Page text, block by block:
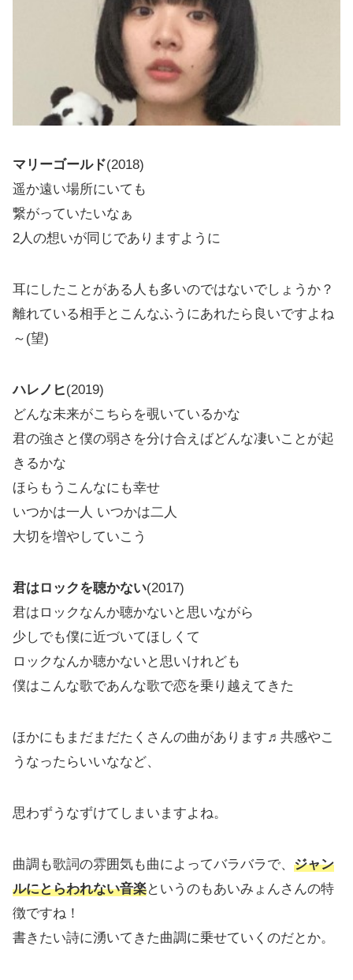
マリーゴールド(2018)
遥か遠い場所にいても
繋がっていたいなぁ
2人の想いが同じでありますように
耳にしたことがある人も多いのではないでしょうか？
離れている相手とこんなふうにあれたら良いですよね
～(望)
ハレノヒ(2019)
どんな未来がこちらを覗いているかな
君の強さと僕の弱さを分け合えばどんな凄いことが起
きるかな
ほらもうこんなにも幸せ
いつかは一人 いつかは二人
大切を増やしていこう
君はロックを聴かない(2017)
君はロックなんか聴かないと思いながら
少しでも僕に近づいてほしくて
ロックなんか聴かないと思いけれども
僕はこんな歌であんな歌で恋を乗り越えてきた
ほかにもまだまだたくさんの曲があります♬共感やこ
うなったらいいななど、
思わずうなずけてしまいますよね。
曲調も歌詞の雰囲気も曲によってバラバラで、 ジャン
ルにとらわれない音楽というのもあいみょんさんの特
徴ですね！
書きたい詩に湧いてきた曲調に乗せていくのだとか。